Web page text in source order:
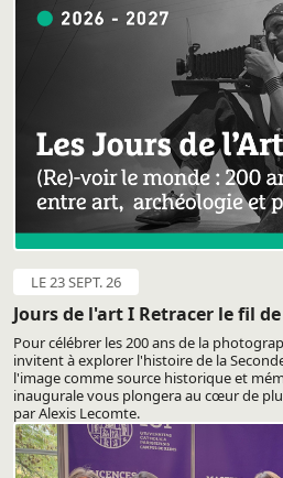
LE 23 SEPT. 26
Jours de l'art I Retracer le fil
Pour célébrer les 200 ans de la
invitent à explorer l'histoire de la
l'image comme source historique et
inaugurale vous plongera au cœur de
par Alexis Lecomte.